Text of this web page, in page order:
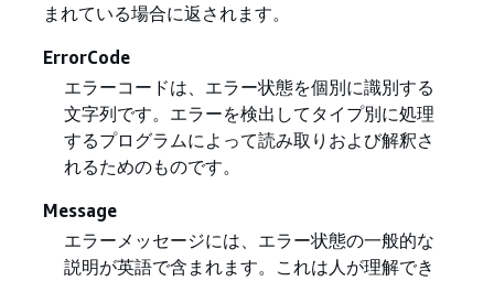
まれている場合に返されます。
ErrorCode
エラーコードは、エラー状態を個別に識別する
文字列です。エラーを検出してタイプ別に処理
するプログラムによって読み取りおよび解釈さ
れるためのものです。
Message
エラーメッセージには、エラー状態の一般的な
説明が英語で含まれます。これは人が理解でき